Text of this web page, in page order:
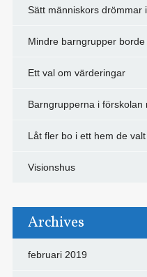
Sätt människors drömmar
Mindre barngrupper
Ett val om värderingar
Barngrupperna i förskolan
Låt fler bo i ett hem de
Visionshus
Archives
februari 2019